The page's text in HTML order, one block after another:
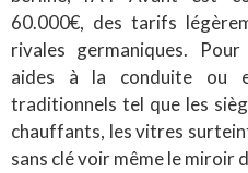
60.000€, des tarifs
rivales germaniques.
aides à la conduite ou
traditionnels tel que les
chauffants, les vitres
sans clé voir même le miroir